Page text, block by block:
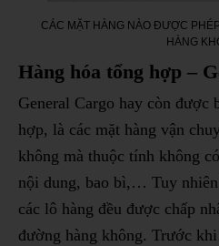
CÁC MẶT HÀNG NÀO ĐƯỢC
HÀNG
Hàng hóa tổng hợp –
General Cargo hay còn được
hợp, là các mặt hàng vận
không mà thuộc tính không
nội dung, bao bì,… Tuy
các lô hàng đều được chấp
đường hàng không. Trước